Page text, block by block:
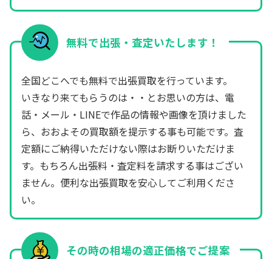
無料で出張・査定いたします！
全国どこへでも無料で出張買取を行っています。
いきなり来てもらうのは・・とお思いの方は、電
話・メール・LINEで作品の情報や画像を頂けました
ら、おおよその買取額を提示する事も可能です。査
定額にご納得いただけない際はお断りいただけま
す。もちろん出張料・査定料を請求する事はござい
ません。便利な出張買取を安心してご利用くださ
い。
その時の相場の適正価格でご提案